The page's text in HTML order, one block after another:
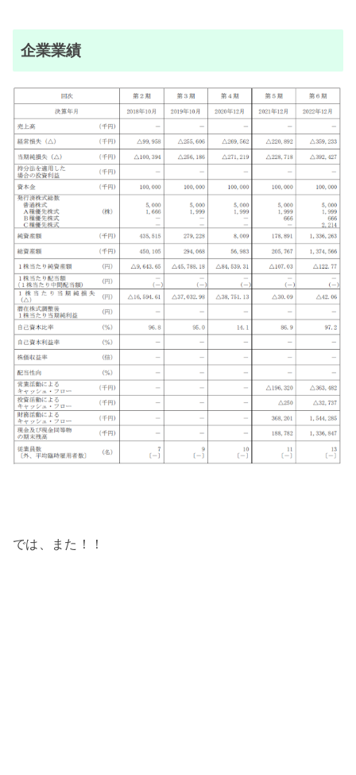
企業業績
では、また！！